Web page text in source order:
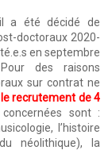
a été décidé de
doctoraux 2020-
en septembre
des raisons
sur contrat ne
le recrutement de 4
sont :
l’histoire
néolithique), la